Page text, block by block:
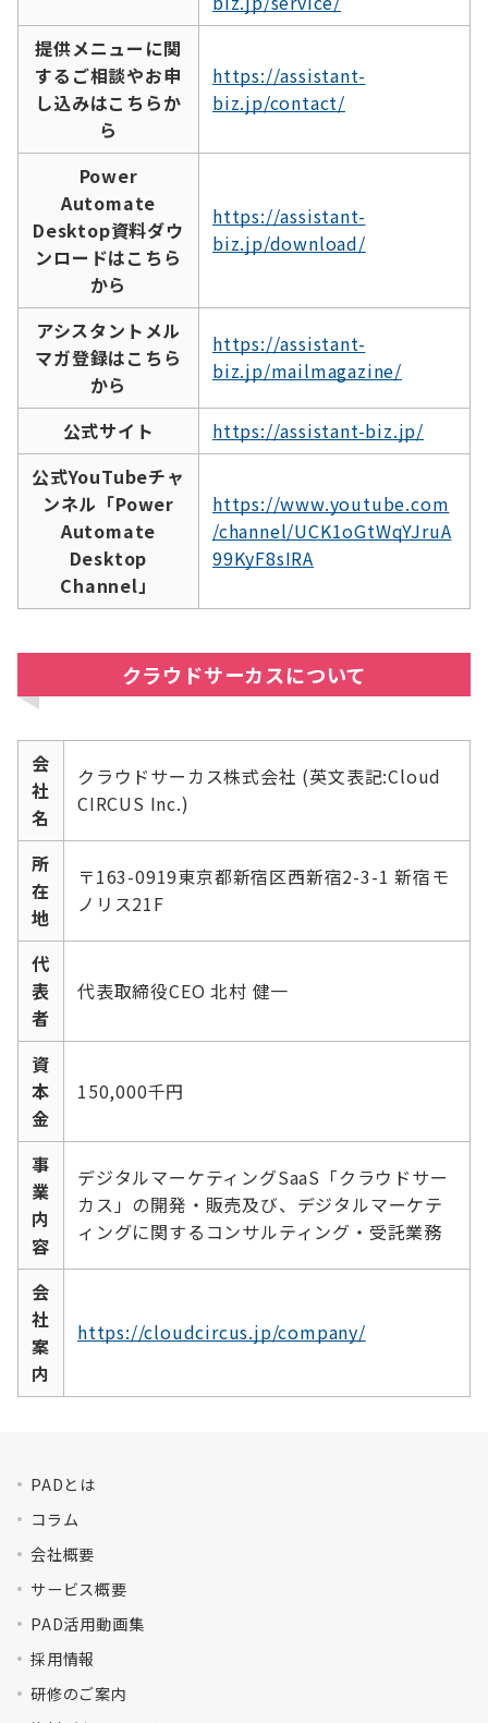
提供メニューに関
するご相談やお申
し込みはこちらか
ら
https://assistant-
biz.jp/contact/
Power
Automate
Desktop資料ダウ
ンロードはこちら
から
https://assistant-
biz.jp/download/
アシスタントメル
マガ登録はこちら
から
https://assistant-
biz.jp/mailmagazine/
公式サイト
https://assistant-biz.jp/
公式YouTubeチャ
ンネル「Power
Automate
Desktop
Channel」
https://www.youtube.com
/channel/UCK1oGtWqYJruA
99KyF8sIRA
クラウドサーカスについて
会
社
名
クラウドサーカス株式会社 (英文表記:Cloud
CIRCUS Inc.)
所
在
地
〒163-0919東京都新宿区西新宿2-3-1 新宿モ
ノリス21F
代
表
者
代表取締役CEO 北村 健一
資
本
金
150,000千円
事
業
内
容
デジタルマーケティングSaaS「クラウドサー
カス」の開発・販売及び、デジタルマーケテ
ィングに関するコンサルティング・受託業務
会
社
案
内
https://cloudcircus.jp/company/
PADとは
コラム
会社概要
サービス概要
PAD活用動画集
採用情報
研修のご案内